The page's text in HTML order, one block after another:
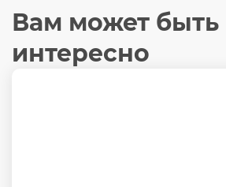
Вам может быть
интересно